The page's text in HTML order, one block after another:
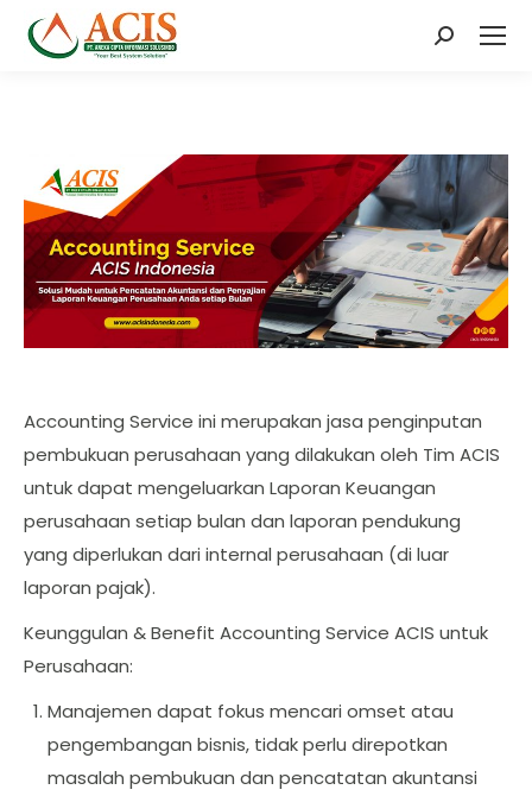
Search:
Accounting Service ini merupakan jasa penginputan
pembukuan perusahaan yang dilakukan oleh Tim ACIS
untuk dapat mengeluarkan Laporan Keuangan
perusahaan setiap bulan dan laporan pendukung
yang diperlukan dari internal perusahaan (di luar
laporan pajak).
Keunggulan & Benefit Accounting Service ACIS untuk
Perusahaan:
Manajemen dapat fokus mencari omset atau
pengembangan bisnis, tidak perlu direpotkan
masalah pembukuan dan pencatatan akuntansi